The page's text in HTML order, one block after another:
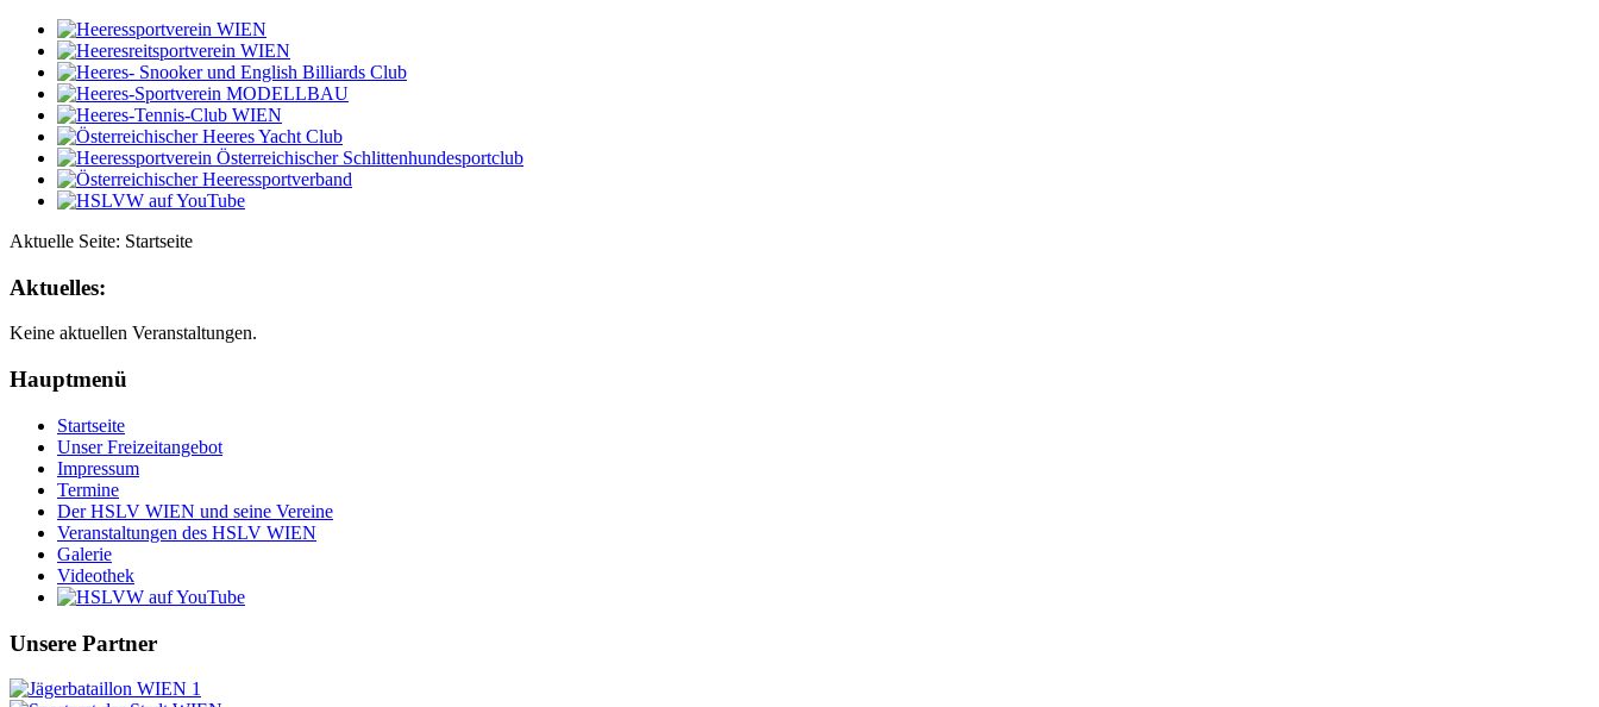
Aktuelle Seite: Startseite
Aktuelles:
Keine aktuellen Veranstaltungen.
Hauptmenü
Startseite
Unser Freizeitangebot
Impressum
Termine
Der HSLV WIEN und seine Vereine
Veranstaltungen des HSLV WIEN
Galerie
Videothek
Unsere Partner